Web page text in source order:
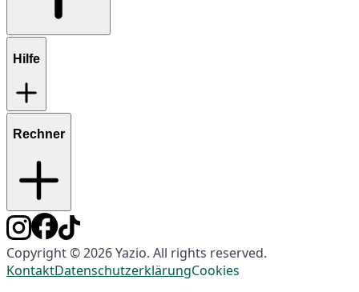
Hilfe
Rechner
Copyright © 2026 Yazio. All rights reserved.
KontaktDatenschutzerklärungCookies